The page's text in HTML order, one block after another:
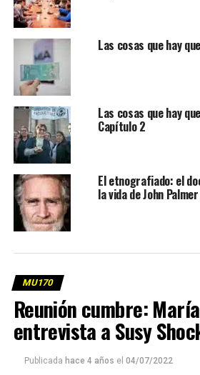
Las cosas que hay
Las cosas que hay
Capítulo 2
El etnografiado: el
la vida de John Palmer
MU170
Reunión cumbre:
entrevista a Susy
Publicada hace 4 años el 04/07/2022